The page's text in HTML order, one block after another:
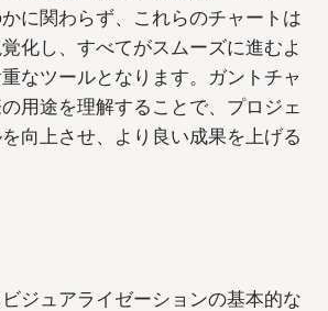
に関わらず、これらのチャートは
化し、すべてがスムーズに進むよ
なツールとなります。ガントチャ
用途を理解することで、プロジェ
向上させ、より良い成果を上げる
ジュアライゼーションの基本的な